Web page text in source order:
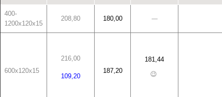
400-
1200х120х15
208,80 180,00 —
600х120х15
216,00
109,20
187,20
181,44
😉